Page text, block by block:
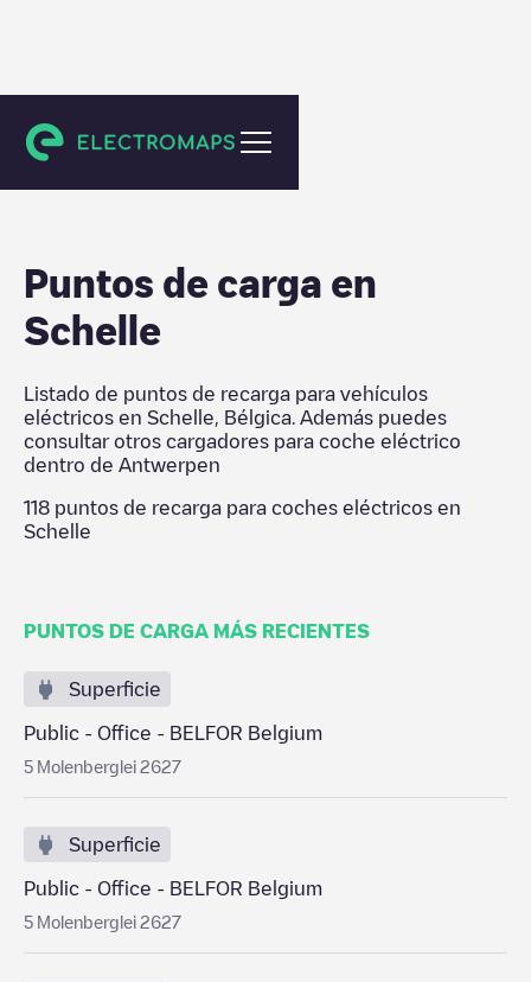
Antwerpen
Puntos de carga en
Schelle
Listado de puntos de recarga para vehículos
eléctricos en Schelle Bélgica . Además puedes
consultar otros cargadores para coche eléctrico
dentro de Antwerpen
118 puntos de recarga para coches eléctricos en
Schelle
PUNTOS DE CARGA MÁS RECIENTES
Superficie
Public - Office - BELFOR Belgium
5 Molenberglei 2627
Superficie
Public - Office - BELFOR Belgium
5 Molenberglei 2627